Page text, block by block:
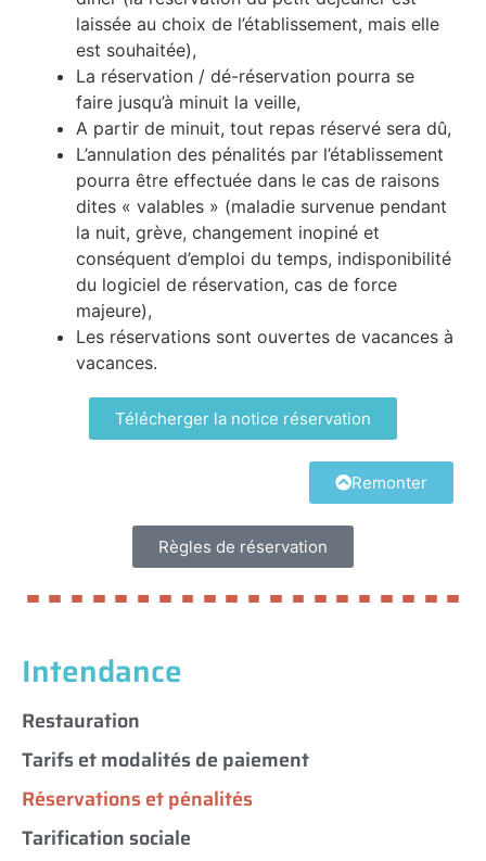
laissée au choix de l’établissement, mais elle
est souhaitée),
La réservation / dé-réservation pourra se
faire jusqu’à minuit la veille,
A partir de minuit, tout repas réservé sera dû,
L’annulation des pénalités par l’établissement
pourra être effectuée dans le cas de raisons
dites « valables » (maladie survenue pendant
la nuit, grève, changement inopiné et
conséquent d’emploi du temps, indisponibilité
du logiciel de réservation, cas de force
majeure),
Les réservations sont ouvertes de vacances à
vacances.
Télécherger la notice réservation
Remonter
Règles de réservation
Intendance
Restauration
Tarifs et modalités de paiement
Réservations et pénalités
Tarification sociale